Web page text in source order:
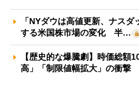
「NYダウは高値更新、ナス
する米国株市場の変化 半…
【歴史的な爆騰劇】時価総額
高」「制限値幅拡大」の衝